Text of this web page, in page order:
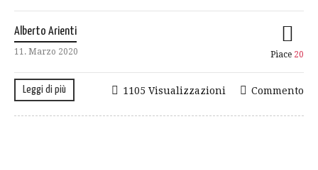
Alberto Arienti
11. Marzo 2020 Piace 20
Leggi di più Commento
1105 Visualizzazioni